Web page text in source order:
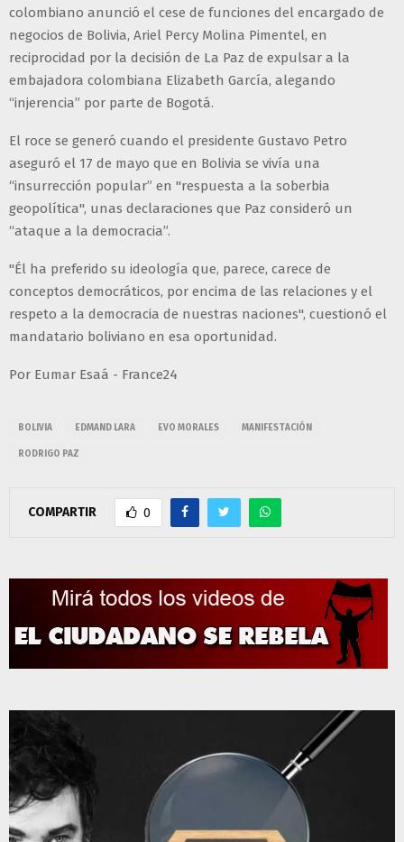
colombiano anunció el cese de funciones del encargado de
negocios de Bolivia, Ariel Percy Molina Pimentel, en
reciprocidad por la decisión de La Paz de expulsar a la
embajadora colombiana Elizabeth García, alegando
“injerencia” por parte de Bogotá.
El roce se generó cuando el presidente Gustavo Petro
aseguró el 17 de mayo que en Bolivia se vivía una
“insurrección popular” en "respuesta a la soberbia
geopolítica", unas declaraciones que Paz consideró un
“ataque a la democracia”.
"Él ha preferido su ideología que, parece, carece de
conceptos democráticos, por encima de las relaciones y el
respeto a la democracia de nuestras naciones", cuestionó el
mandatario boliviano en esa oportunidad.
Por Eumar Esaá - France24
BOLIVIA EDMAND LARA EVO MORALES MANIFESTACIÓN
RODRIGO PAZ
COMPARTIR 0